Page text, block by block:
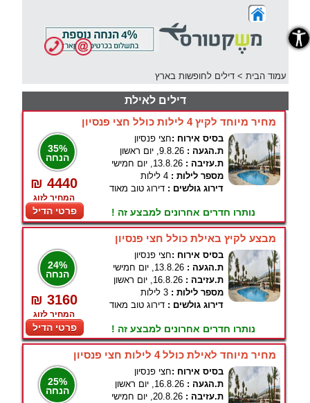
עמוד הבית > דילים לחופשות בארץ
דילים לאילת
מחיר מיוחד לקיץ 4 לילות כולל חצי פנסיון
35%
הנחה
₪ 4440
המחיר לזוג
פרטי הדיל
בסיס אירוח :חצי פנסיון
ת.הגעה : 9.8.26, יום ראשון
ת.עזיבה : 13.8.26, יום חמישי
מספר לילות : 4 לילות
דירוג גולשים : דירוג טוב מאוד
נותרו חדרים אחרונים למבצע זה !
מבצע לקיץ באילת כולל חצי פנסיון
24%
הנחה
₪ 3160
המחיר לזוג
פרטי הדיל
בסיס אירוח :חצי פנסיון
ת.הגעה : 13.8.26, יום חמישי
ת.עזיבה : 16.8.26, יום ראשון
מספר לילות : 3 לילות
דירוג גולשים : דירוג טוב מאוד
נותרו חדרים אחרונים למבצע זה !
מחיר מיוחד לאילת כולל 4 לילות חצי פנסיון
25%
הנחה
בסיס אירוח :חצי פנסיון
ת.הגעה : 16.8.26, יום ראשון
ת.עזיבה : 20.8.26, יום חמישי
נגישות